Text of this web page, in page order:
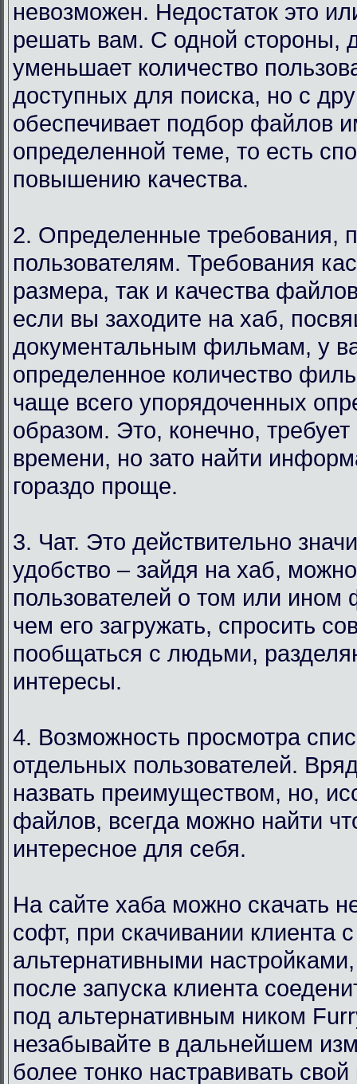
невозможен. Недостаток это
решать вам. С одной стороны,
уменьшает количество
доступных для поиска, но с
обеспечивает подбор файлов
определенной теме, то есть
повышению качества.
2. Определенные требования,
пользователям. Требования
размера, так и качества
если вы заходите на хаб,
документальным фильмам, у
определенное количество
чаще всего упорядоченных
образом. Это, конечно, требует
времени, но зато найти
гораздо проще.
3. Чат. Это действительно
удобство – зайдя на хаб,
пользователей о том или
чем его загружать, спросить
пообщаться с людьми,
интересы.
4. Возможность просмотра
отдельных пользователей.
назвать преимуществом, но,
файлов, всегда можно найти
интересное для себя.
На сайте хаба можно скачать
софт, при скачивании клиента с
альтернативными
после запуска клиента
под альтернативным ником
незабывайте в дальнейшем
более тонко настравивать свой